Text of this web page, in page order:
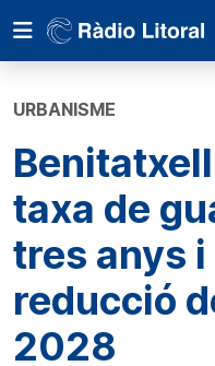
URBANISME
taxa de
tres anys
reducció
2028